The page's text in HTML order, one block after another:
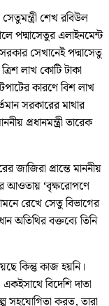
শেখ রবিউল
এলাইনমেন্ট
সেখানেই পদ্মাসেতু
লাখ কোটি টাকা
কারণে বিশ লাখ
সরকারের মাথার
প্রধানমন্ত্রী তারেক
প্রান্তে মাননীয়
আওতায় ‘বৃক্ষরোপণে
রেখে সেতু বিভাগের
অতিথির বক্তব্যে তিনি
কিন্তু কাজ হয়নি।
বিদেশি দাতা
সহযোগিতা করত, তারা